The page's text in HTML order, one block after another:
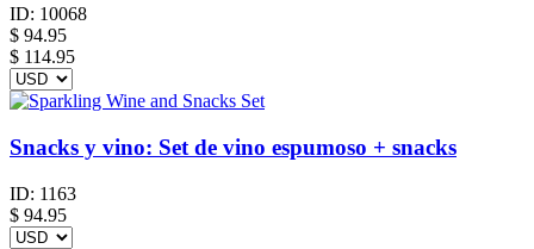
ID: 10068
$ 94.95
$ 114.95
Snacks y vino: Set de vino espumoso + snacks
ID: 1163
$ 94.95